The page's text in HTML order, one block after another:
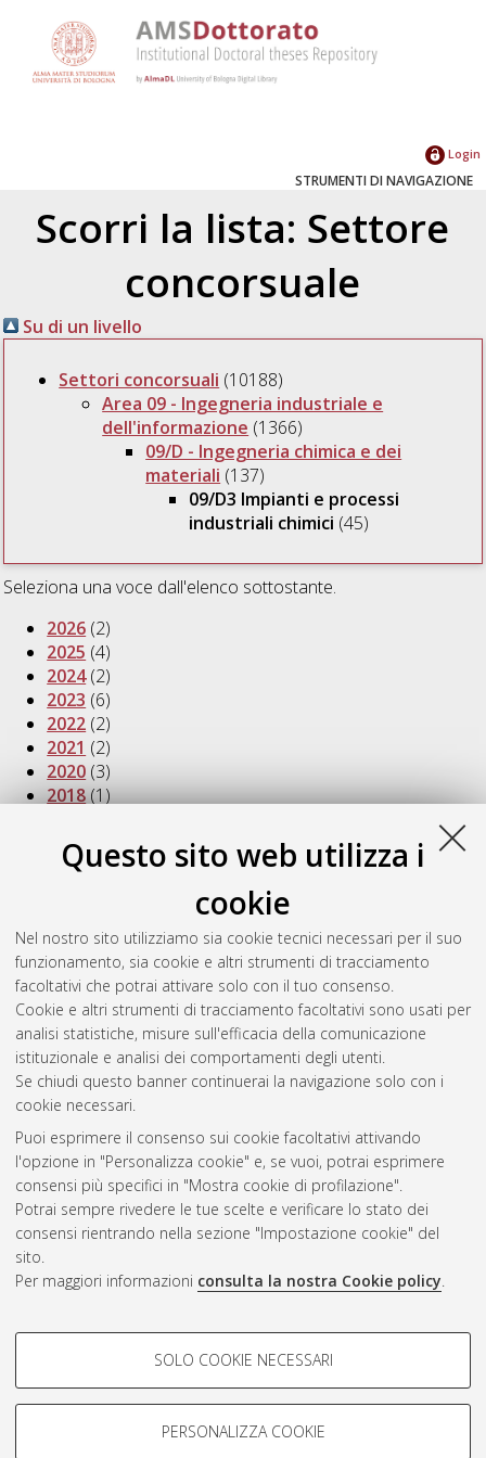
Questo sito web utilizza i
cookie
Nel nostro sito utilizziamo sia cookie tecnici necessari per il suo
funzionamento, sia cookie e altri strumenti di tracciamento
facoltativi che potrai attivare solo con il tuo consenso.
Cookie e altri strumenti di tracciamento facoltativi sono usati per
analisi statistiche, misure sull'efficacia della comunicazione
istituzionale e analisi dei comportamenti degli utenti.
Se chiudi questo banner continuerai la navigazione solo con i
cookie necessari.
Puoi esprimere il consenso sui cookie facoltativi attivando
l'opzione in "Personalizza cookie" e, se vuoi, potrai esprimere
consensi più specifici in "Mostra cookie di profilazione".
Potrai sempre rivedere le tue scelte e verificare lo stato dei
consensi rientrando nella sezione "Impostazione cookie" del
sito.
Per maggiori informazioni consulta la nostra Cookie policy.
COOKIE DI PROFILAZIONE -
Si tratta di cookie utilizzati per analizzare le caratteristiche della
navigazione degli utenti, creare profili in base al loro comportamento
SOLO COOKIE NECESSARI
PERSONALIZZA COOKIE
Login
STRUMENTI DI NAVIGAZIONE
Scorri la lista: Settore
concorsuale
Su di un livello
Settori concorsuali (10188)
Area 09 - Ingegneria industriale e
dell'informazione (1366)
09/D - Ingegneria chimica e dei
materiali (137)
09/D3 Impianti e processi
industriali chimici (45)
Seleziona una voce dall'elenco sottostante.
2026 (2)
2025 (4)
2024(2)
2023 (6)
2022 (2)
2021 (2)
2020 (3)
2018(1)
2016
2015(5)
2012(1)
2011(2)
2010 (2)
2008(1)
2007(1)
Atom
Rss 1.0
Rss 2.0
ISSN: 2038-7946
Impostazioni Cookie
Informativa sulla privacy
Condizioni d’uso del sito